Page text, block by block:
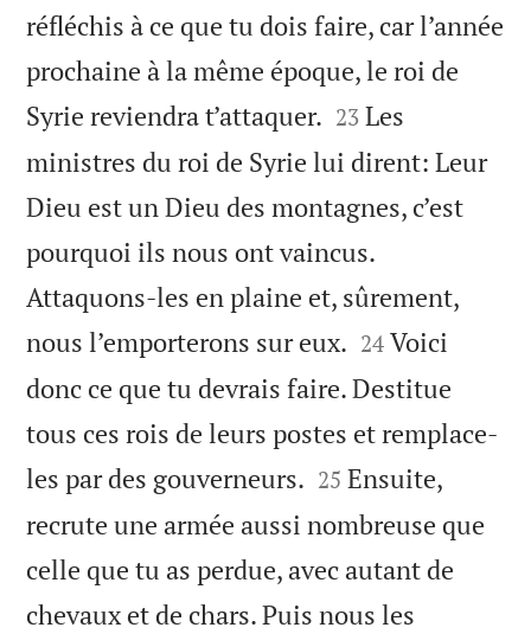
réfléchis à ce que tu dois faire, car l’année
prochaine à la même époque, le roi de
Syrie reviendra t’attaquer. 

23 Les
ministres du roi de Syrie lui dirent: Leur
Dieu est un Dieu des montagnes, c’est
pourquoi ils nous ont vaincus.
Attaquons-les en plaine et, sûrement,
nous l’emporterons sur eux. 

24 Voici
donc ce que tu devrais faire. Destitue
tous ces rois de leurs postes et remplace-
les par des gouverneurs. 

25 Ensuite,
recrute une armée aussi nombreuse que
celle que tu as perdue, avec autant de
chevaux et de chars. Puis nous les